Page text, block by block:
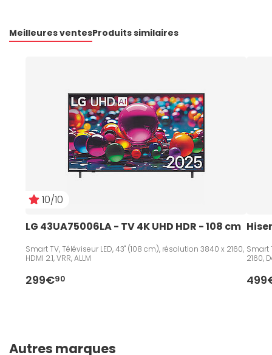
Meilleures ventesProduits similaires
10/10
LG 43UA75006LA - TV 4K UHD HDR - 108 cm
Smart TV, Téléviseur LED, 43" (108 cm), résolution 3840 x 2160,
HDMI 2.1, VRR, ALLM
299€90
Smart
2160,
Autres marques